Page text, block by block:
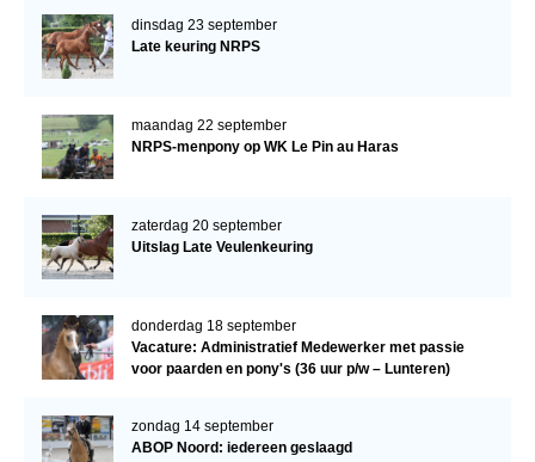
dinsdag 23 september
Late keuring NRPS
maandag 22 september
NRPS-menpony op WK Le Pin au Haras
zaterdag 20 september
Uitslag Late Veulenkeuring
donderdag 18 september
Vacature: Administratief Medewerker met passie
voor paarden en pony's (36 uur p/w – Lunteren)
zondag 14 september
ABOP Noord: iedereen geslaagd